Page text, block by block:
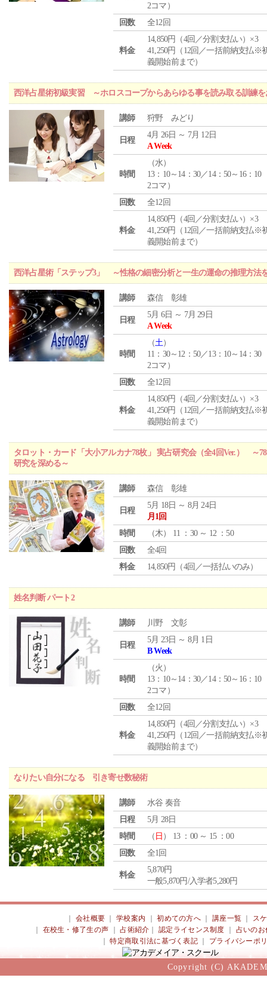
2コマ）
回数
全12回
料金
14,850円（4回／分割支払い）×3
41,250円（12回／一括前納支払※
義開始前まで）
西洋占星術初級実習 ～ホロスコープからあらゆる事を読み取る訓練を
講師 狩野 みどり
日程
4月 26日 ～ 7月 12日
A Week
時間
（水）
13：10～14：30／14：50～16：10
2コマ）
回数
全12回
料金
14,850円（4回／分割支払い）×3
41,250円（12回／一括前納支払※
義開始前まで）
西洋占星術「ステップ3」 ～性格の細密分析と一生の運命の推理方法
講師 森信 彰雄
日程
5月 6日 ～ 7月 29日
A Week
時間
（土）
11：30～12：50／13：10～14：30
2コマ）
回数
全12回
料金
14,850円（4回／分割支払い）×3
41,250円（12回／一括前納支払※
義開始前まで）
タロット・カード「大小アルカナ78枚」 実占研究会（全4回Ver.） ～
研究を深める～
講師 森信 彰雄
日程
5月 18日 ～ 8月 24日
月1回
時間
（木） 11 ：30 ～ 12 ：50
回数
全4回
料金
14,850円（4回／一括払いのみ）
姓名判断 パート2
講師 川野 文彰
日程
5月 23日 ～ 8月 1日
B Week
時間
（火 ）
13：10～14：30／14：50～16：10
2コマ）
回数
全12回
料金
14,850円（4回／分割支払い）×3
41,250円（12回／一括前納支払※
義開始前まで）
なりたい自分になる 引き寄せ数秘術
講師
水谷 奏音
日程
5月 28日
時間
（ 日 ） 13 ：00 ～ 15 ：00
回数
全1回
料金
5,870円
一般5,870円/入学者5,280円
会社概要 ｜学校案内 ｜初めての方へ 講座一覧
ス
在校生・修了生の声 ｜占術紹介 ｜認定ライセンス制度
占いのお
｜特定商取引法に基づく表記 プライバシーポ
Copyright (C)